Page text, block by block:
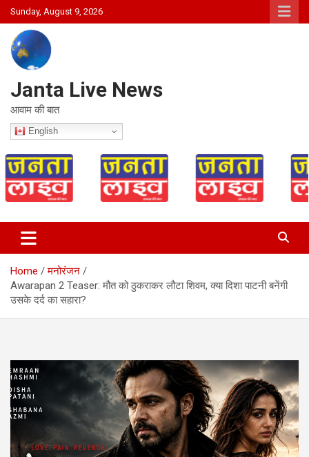
Skip
to
content
Sunday, August 9, 2026
Janta Live News
आवाम की बात
English
Home
मनोरंजन
Awarapan 2 Teaser: मौत को ठुकराकर लौटा शिवम, क्या दिशा पाटनी बनेंगी
उसके दर्द का सहारा?